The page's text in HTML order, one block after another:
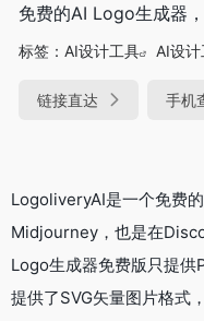
免费的AI Logo生成器
标签： AI设计工具 AI设
链接直达 手机
LogoliveryAI是一个免费
Midjourney，也是在
Logo生成器免费版只提
提供了SVG矢量图片格式